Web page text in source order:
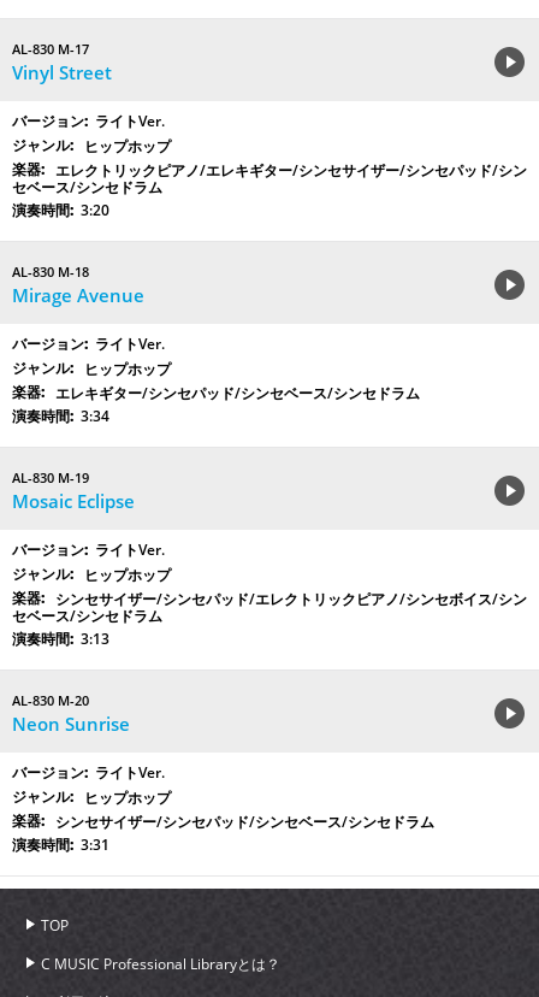
AL-830 M-17
Vinyl Street
ライトVer.
ヒップホップ
エレクトリックピアノ/エレキギター/シンセサイザー/シンセパッド/シン
セベース/シンセドラム
3:20
AL-830 M-18
Mirage Avenue
ライトVer.
ヒップホップ
エレキギター/シンセパッド/シンセベース/シンセドラム
3:34
AL-830 M-19
Mosaic Eclipse
ライトVer.
ヒップホップ
シンセサイザー/シンセパッド/エレクトリックピアノ/シンセボイス/シン
セベース/シンセドラム
3:13
AL-830 M-20
Neon Sunrise
ライトVer.
ヒップホップ
シンセサイザー/シンセパッド/シンセベース/シンセドラム
3:31
TOP
C MUSIC Professional Libraryとは？